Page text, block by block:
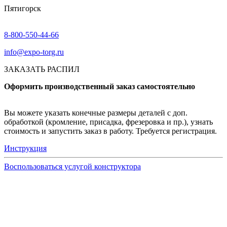
Пятигорск
8-800-550-44-66
info@expo-torg.ru
ЗАКАЗАТЬ РАСПИЛ
Оформить производственный заказ самостоятельно
Вы можете указать конечные размеры деталей с доп.
обработкой (кромление, присадка, фрезеровка и пр.), узнать
стоимость и запустить заказ в работу. Требуется регистрация.
Инструкция
Воспользоваться услугой конструктора